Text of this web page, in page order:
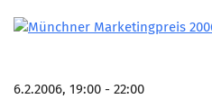
6.2.2006, 19:00 - 22:00